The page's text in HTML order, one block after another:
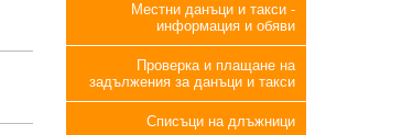
Местни данъци и такси -
информация и обяви
Проверка и плащане на
задължения за данъци и такси
Списъци на длъжници